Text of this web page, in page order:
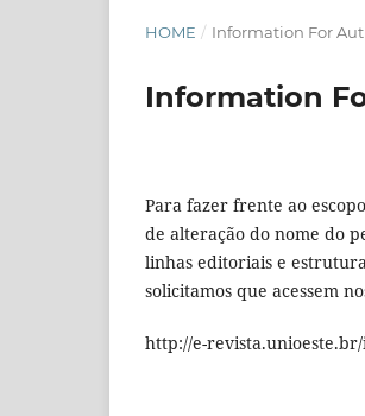
HOME / Information For
Information
Para fazer frente ao
de alteração do nome do
linhas editoriais e
solicitamos que acessem
http://e-